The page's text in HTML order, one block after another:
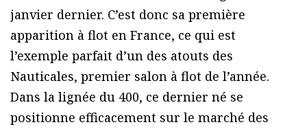
janvier dernier. C’est donc sa première
apparition à flot en France, ce qui est
l’exemple parfait d’un des atouts des
Nauticales, premier salon à flot de l’année.
Dans la lignée du 400, ce dernier né se
positionne efficacement sur le marché des